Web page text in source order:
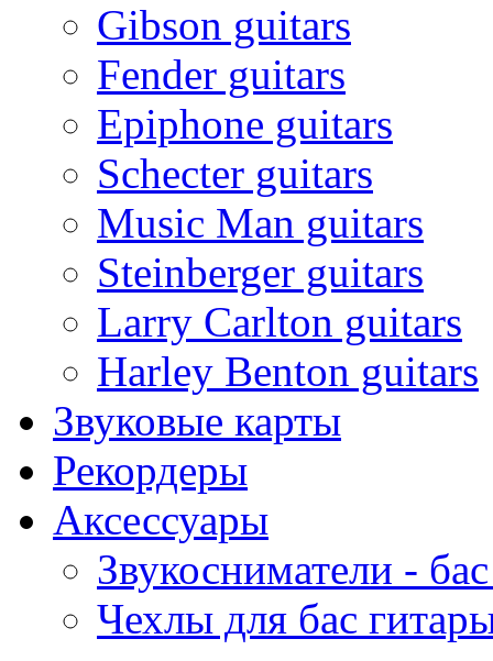
Gibson guitars
Fender guitars
Epiphone guitars
Schecter guitars
Music Man guitars
Steinberger guitars
Larry Carlton guitars
Harley Benton guitars
Звуковые карты
Рекордеры
Аксессуары
Звукосниматели -
Чехлы для бас